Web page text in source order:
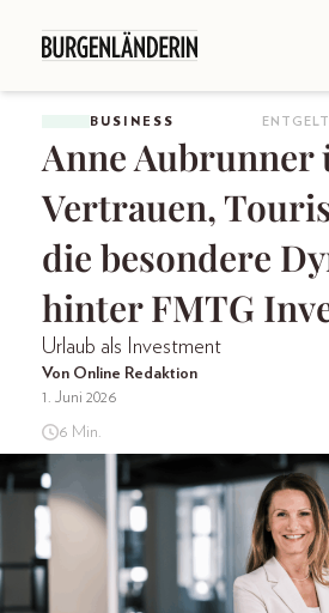
BUSINESS
Anne Aubrunner
Vertrauen,
die besondere
hinter FMTG
Urlaub als Investment
Von Online Redaktion
1. Juni 2026
6 Min.